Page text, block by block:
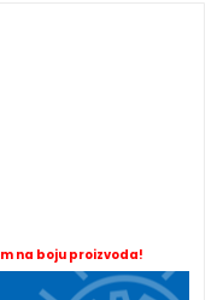
na boju proizvoda!